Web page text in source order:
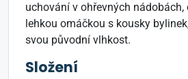
uchování v ohřevných
lehkou omáčkou s kousky
svou původní vlhkost.
Složení